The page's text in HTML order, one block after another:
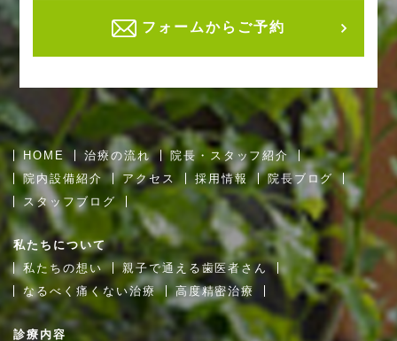
フォームからご予約
HOME 治療の流れ
院長・スタッフ紹介
院内設備紹介
アクセス 採用情報
院長ブログ
スタッフブログ
私たちについて
私たちの想い
親子で通える歯医者さん
なるべく痛くない治療
高度精密治療
診療内容